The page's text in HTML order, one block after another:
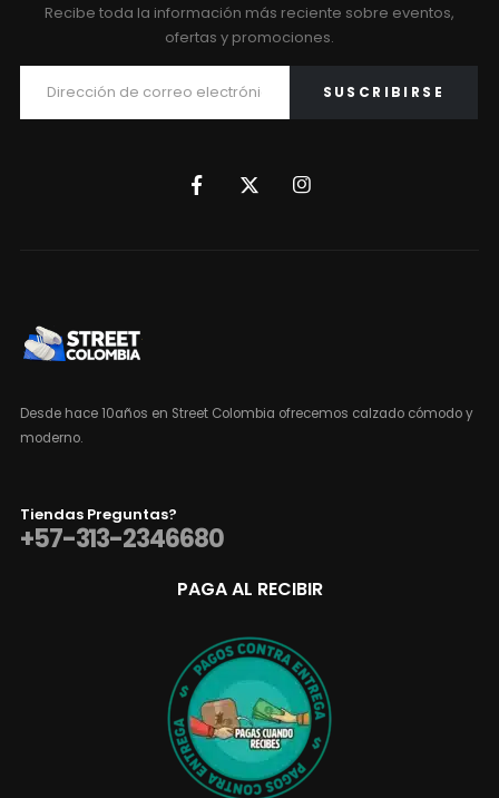
Recibe toda la información más reciente sobre eventos,
ofertas y promociones.
Desde hace 10años en Street Colombia ofrecemos calzado cómodo y
moderno.
Tiendas Preguntas?
+57-313-2346680
PAGA AL RECIBIR